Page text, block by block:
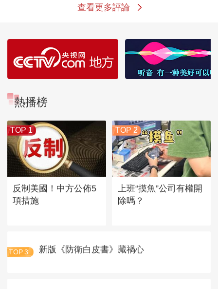
查看更多評論
熱播榜
TOP 1
反制美國！中方公佈5
項措施
TOP 2
上班“摸魚”公司有權開
除嗎？
TOP 3 新版《防衛白皮書》藏禍心